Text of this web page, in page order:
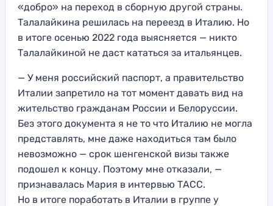
«добро» на переход в сборную другой страны.
Талалайкина решилась на переезд в Италию. Но
в итоге осенью 2022 года выясняется — никто
Талалайкиной не даст кататься за итальянцев.
— У меня российский паспорт, а правительство
Италии запретило на тот момент давать вид на
жительство гражданам России и Белоруссии.
Без этого документа я не то что Италию не могла
представлять, мне даже находиться там было
невозможно — срок шенгенской визы также
подошел к концу. Поэтому мне отказали, —
признавалась Мария в интервью ТАСС.
Но в итоге поработать в Италии в группе у